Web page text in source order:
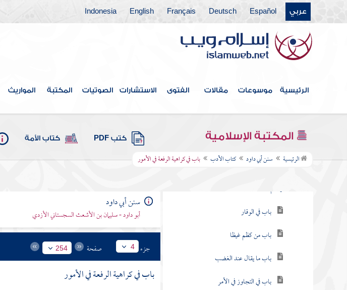
عربي Español
Deutsch
Français
English
Indonesia
الرئيسية موسوعات مقالات الفتوى الاستشارات الصوتيات المكتبة المواريث
المكتبة الإسلامية كتب PDF كتاب الأمة
الرئيسية سنن أبي داود كتاب الأدب باب في كراهية الرفعة في الأمور
كتاب الفتن والملاحم
كتاب المهدي
كتاب الملاحم
كتاب الحدود
كتاب الديات
كتاب السنة
كتاب الأدب
وسلم
باب في الوقار
باب من كظم غيظا
باب ما يقال عند الغضب
باب في التجاوز في الأمر
سنن أبي داود
أبو داود - سليمان بن الأشعث السجستاني الأزدي
جزء 4 صفحة 254
باب في كراهية الرفعة في الأمور